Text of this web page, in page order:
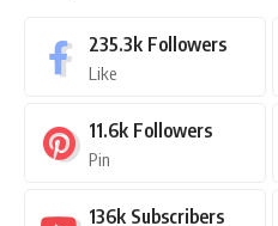
235.3k Followers
Like
11.6k Followers
Pin
136k Subscribers